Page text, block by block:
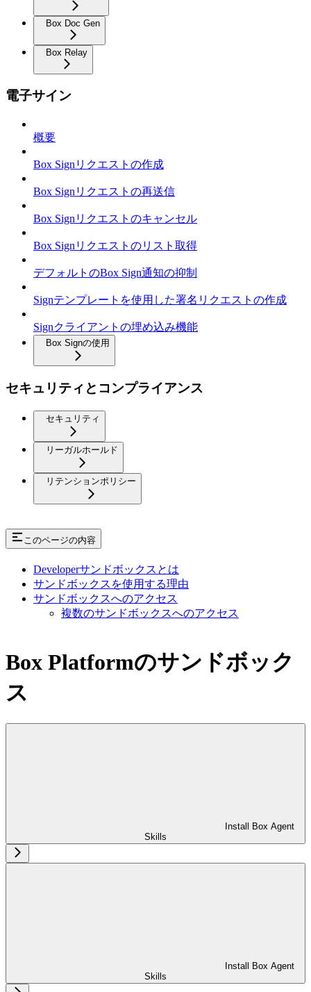
Box Doc Gen
Box Relay
電子サイン
概要
Box Signリクエストの作成
Box Signリクエストの再送信
Box Signリクエストのキャンセル
Box Signリクエストのリスト取得
デフォルトのBox Sign通知の抑制
Signテンプレートを使用した署名リクエストの作成
Signクライアントの埋め込み機能
Box Signの使用
セキュリティとコンプライアンス
セキュリティ
リーガルホールド
リテンションポリシー
このページの内容
Developerサンドボックスとは
サンドボックスを使用する理由
サンドボックスへのアクセス
複数のサンドボックスへのアクセス
Box Platformのサンドボック
ス
Install Box Agent
Skills
Install Box Agent
Skills